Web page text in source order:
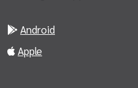
Android
Apple